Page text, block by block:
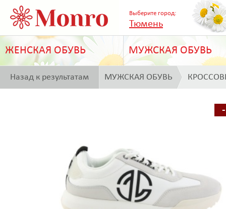
Выберите город:
Тюмень
ЖЕНСКАЯ ОБУВЬ МУЖСКАЯ ОБУВЬ
Назад к результатам МУЖСКАЯ ОБУВЬ